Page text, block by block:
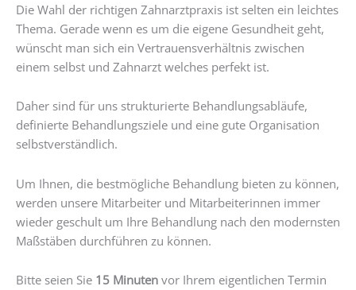
Die Wahl der richtigen Zahnarztpraxis ist selten ein leichtes
Thema. Gerade wenn es um die eigene Gesundheit geht,
wünscht man sich ein Vertrauensverhältnis zwischen
einem selbst und Zahnarzt welches perfekt ist.
Daher sind für uns strukturierte Behandlungsabläufe,
definierte Behandlungsziele und eine gute Organisation
selbstverständlich.
Um Ihnen, die bestmögliche Behandlung bieten zu können,
werden unsere Mitarbeiter und Mitarbeiterinnen immer
wieder geschult um Ihre Behandlung nach den modernsten
Maßstäben durchführen zu können.
Bitte seien Sie 15 Minuten vor Ihrem eigentlichen Termin